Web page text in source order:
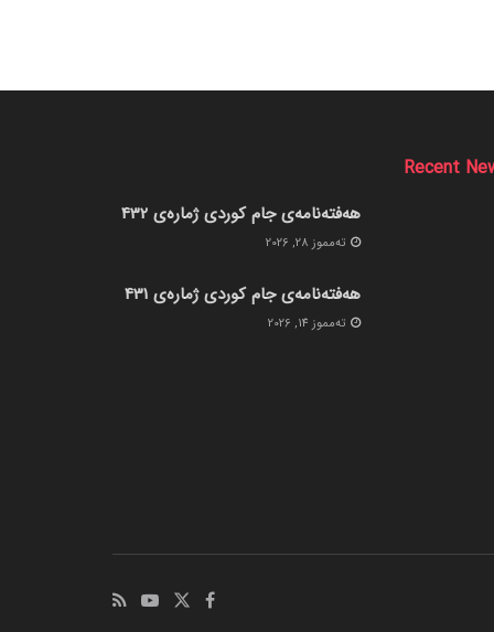
Recent
هەفتەنامەی جام کوردی ژمارەی 432
ته‌مموز 28, 2026
هەفتەنامەی جام کوردی ژمارەی 431
ته‌مموز 14, 2026